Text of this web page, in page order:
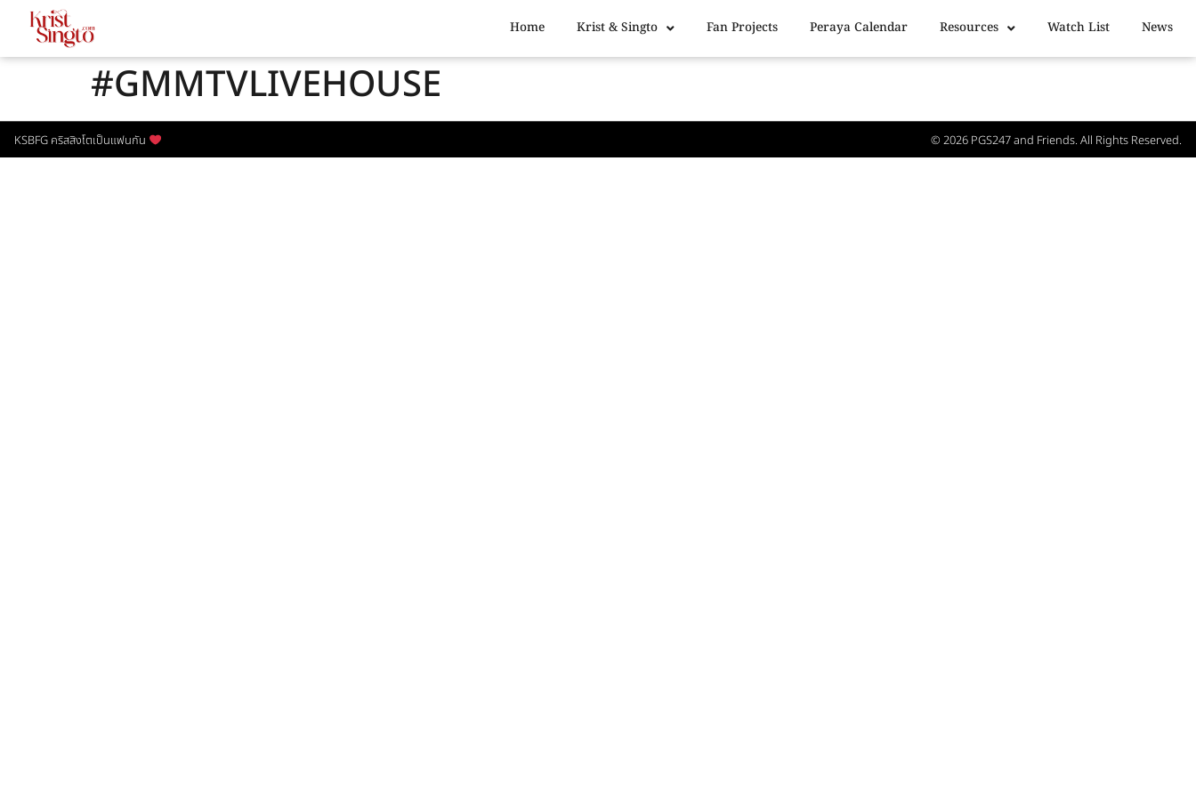
Home Krist & Singto Fan Projects Peraya Calendar Resources Watch List News
#GMMTVLIVEHOUSE
KSBFG คริสสิงโตเป็นแฟนกัน © 2026 PGS247and Friends. All Rights Reserved.